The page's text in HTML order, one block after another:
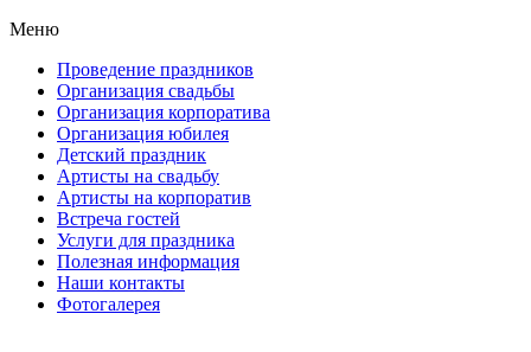
Меню
Проведение праздников
Организация свадьбы
Организация корпоратива
Организация юбилея
Детский праздник
Артисты на свадьбу
Артисты на корпоратив
Встреча гостей
Услуги для праздника
Полезная информация
Наши контакты
Фотогалерея